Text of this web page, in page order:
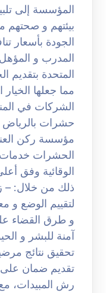
المؤسسة إلى
بيئتهم و صحتهم
الجودة بأسعار
المدرب و
المتحدة بتقديم
مما جعلها
الشركات في
مؤسسة ركن
الحشرات خدمات
الوقائية وفق
ذلك من خلال: –
لتقييم الوضع و
و طرق القضاء
آمنة للبشر و
تحقيق نتائج
تقديم ضمان على
رش المبيدات،